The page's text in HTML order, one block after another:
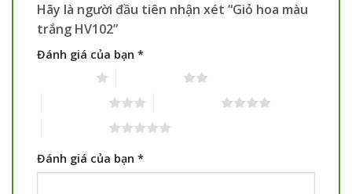
Hãy là người đầu tiên nhận xét “Giỏ hoa màu
trắng HV102”
Đánh giá của bạn *
Đánh giá của bạn *